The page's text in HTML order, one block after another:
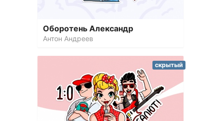
Оборотень Александр
Антон Андреев
скрытый